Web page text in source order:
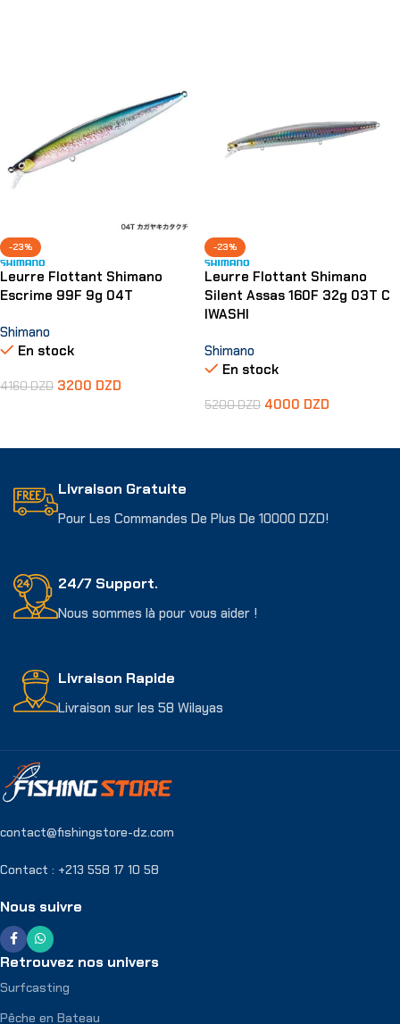
-23%
Leurre Flottant Shimano
Escrime 99F 9g 04T
Shimano
En stock
4160DZD 3200 DZD
-23%
Leurre Flottant Shimano
Silent Assas 160F 32g 03T C
IWASHI
Shimano
En stock
5200DZD 4000 DZD
Livraison Gratuite
Pour Les Commandes De Plus De 10000 DZD!
24/7 Support.
Nous sommes là pour vous aider !
Livraison Rapide
Livraison sur les 58 Wilayas
contact@fishingstore-dz.com
Contact : +213 558 17 10 58
Nous suivre
Retrouvez nos univers
Surfcasting
Pêche en Bateau